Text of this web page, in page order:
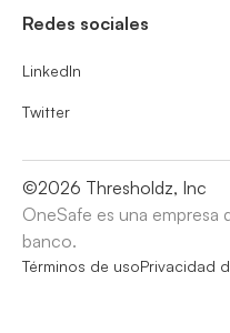
Redes sociales
LinkedIn
Twitter
©2026 Thresholdz, Inc
OneSafe es una
banco.
Términos de usoPrivacidad